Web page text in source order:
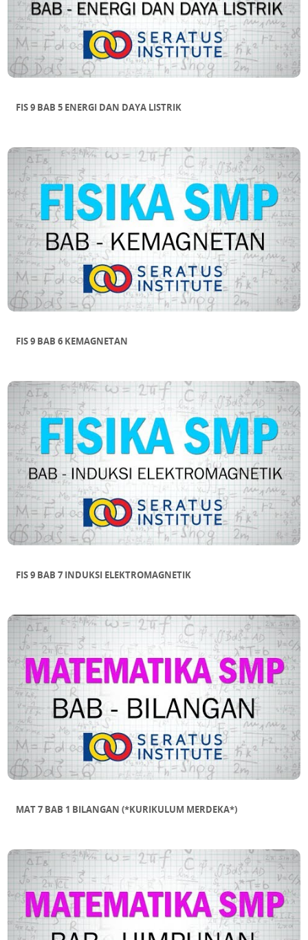
FIS 9 BAB 5 ENERGI DAN DAYA LISTRIK
FIS 9 BAB 6 KEMAGNETAN
FIS 9 BAB 7 INDUKSI ELEKTROMAGNETIK
MAT 7 BAB 1 BILANGAN (*KURIKULUM MERDEKA*)